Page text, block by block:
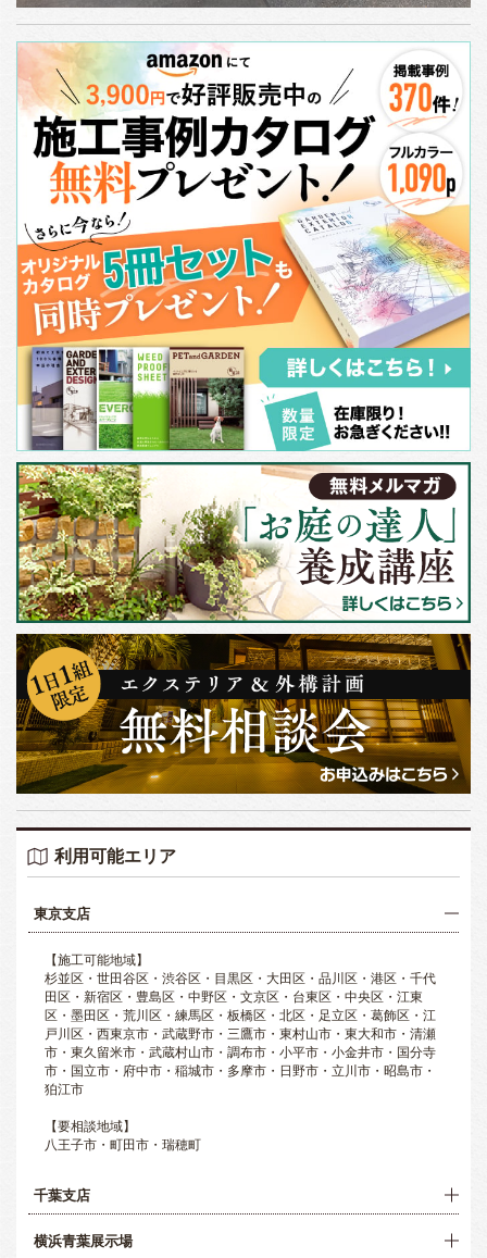
利用可能エリア
東京支店
【施工可能地域】
杉並区・世田谷区・渋谷区・目黒区・大田区・品川区・港区・千代
田区・新宿区・豊島区・中野区・文京区・台東区・中央区・江東
区・墨田区・荒川区・練馬区・板橋区・北区・足立区・葛飾区・江
戸川区・西東京市・武蔵野市・三鷹市・東村山市・東大和市・清瀬
市・東久留米市・武蔵村山市・調布市・小平市・小金井市・国分寺
市・国立市・府中市・稲城市・多摩市・日野市・立川市・昭島市・
狛江市
【要相談地域】
八王子市・町田市・瑞穂町
千葉支店
横浜青葉展示場